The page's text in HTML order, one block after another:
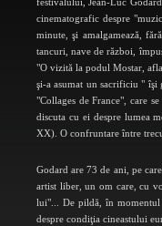
cinematografic despre
minute, şi amalgamează,
tancuri, nave de război,
"O vizită la podul Mostar,
şi-a asumat un sacrificiu "
"Collages de France", care
discuta cu ei despre lumea
XX). O confruntare între
Godard are 73 de ani, pe
artist liber, un om care, cu
lui"... De pildă, în momentul
despre condiţia cineastului